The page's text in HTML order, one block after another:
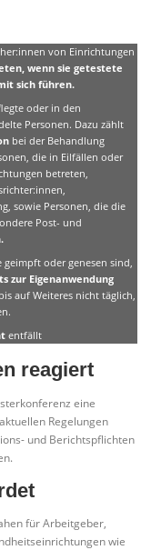
von Einrichtungen
wenn sie getestete
sich führen.
oder in den
Personen. Dazu zählt
bei der Behandlung
die in Eilfällen oder
betreten,
sowie Personen, die die
Post- und
oder genesen sind,
zur Eigenanwendung
auf Weiteres nicht täglich,
entfällt
reagiert
eine
Regelungen
und Berichtspflichten
für Arbeitgeber,
wie